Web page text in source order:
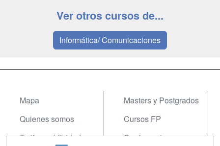
Ver otros cursos de...
Informática/ Comunicaciones
Mapa
Quienes somos
Tarifas publicidad
Masters y Postgrados
Cursos FP
Conferencias